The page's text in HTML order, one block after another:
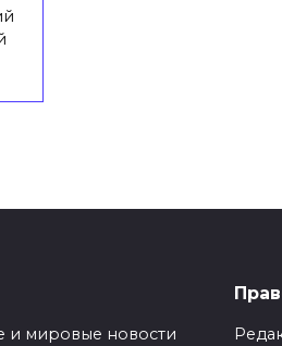
и мировые новости